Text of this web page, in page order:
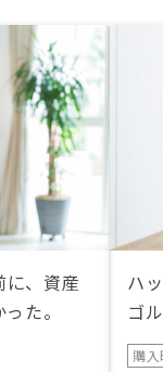
に、資産
た。
ハ
ゴ
購